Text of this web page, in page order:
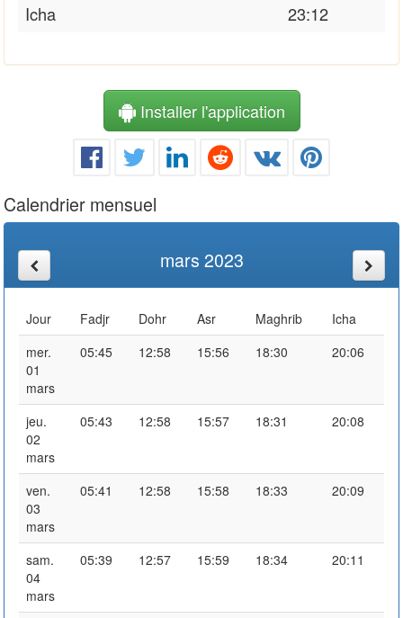
Icha
23:12
Installer l'application
Calendrier mensuel
mars 2023
Jour Fadjr Dohr Asr Maghrib
Icha
mer.
01
mars
05:45 12:58 15:56 18:30 20:06
jeu.
02
mars
05:43 12:58 15:57 18:31 20:08
ven.
03
mars
05:41 12:58 15:58 18:33 20:09
sam.
04
mars
05:39 12:57 15:59 18:34 20:11